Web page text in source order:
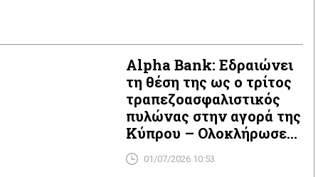
Alpha Bank: Εδραιώνει
τη θέση της ως ο τρίτος
τραπεζοασφαλιστικός
πυλώνας στην αγορά της
Κύπρου – Ολοκλήρωσε
την εξαγορά της Altius
Insurance Ltd
01/07/2026 10:53